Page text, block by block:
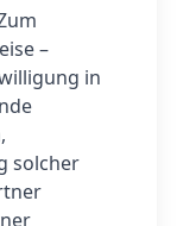
–
–
in
solcher